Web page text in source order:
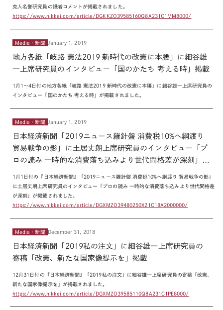
克人名誉研究員の識者コメントが掲載されました。
https://www.nikkei.com/article/DGKKZO39585160Q8A231C1MM8000/
Media・新聞 January 1, 2019
地方各紙「岐路 憲法2019 新時代の改憲に本腰」に細谷雄
一上席研究員のインタビュー「国のかたち 考える時」掲載
1月1～4日付の地方各紙「岐路 憲法2019 新時代の改憲に本腰」に細谷雄一上席研究員の
インタビュー「国のかたち 考える時」が掲載されました。
Media・新聞 January 1, 2019
日本経済新聞「2019ニュース羅針盤 消費税10%へ綱渡り
貿易戦争の影」に土居丈朗上席研究員のインタビュー「プ
ロの読み 一時的な消費落ち込みより世代間格差が深刻」掲
1月1日付の『日本経済新聞』「2019ニュース羅針盤 消費税10%へ綱渡り 貿易戦争の影」
に土居丈朗上席研究員のインタビュー「プロの読み 一時的な消費落ち込みより世代間格差
が深刻」が掲載されました。
https://www.nikkei.com/article/DGXMZO39480250X21C18A2000000/
Media・新聞 December 31, 2018
日本経済新聞「2019私の注文」に細谷雄一上席研究員の
寄稿「改憲、新たな国家像提示を」掲載
12月31日付の『日本経済新聞』「2019私の注文」に細谷雄一上席研究員の寄稿「改憲、
新たな国家像提示を」が掲載されました。
https://www.nikkei.com/article/DGXMZO39585110Q8A231C1PE8000/